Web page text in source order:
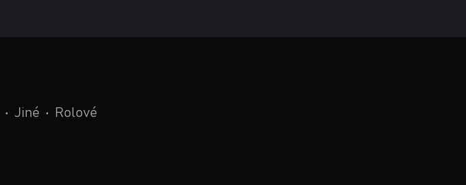
• Jiné • Rolové